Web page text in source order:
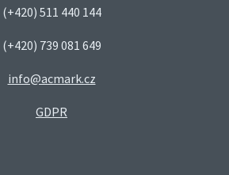
(+420) 511 440 144
(+420) 739 081 649
info@acmark.cz
GDPR